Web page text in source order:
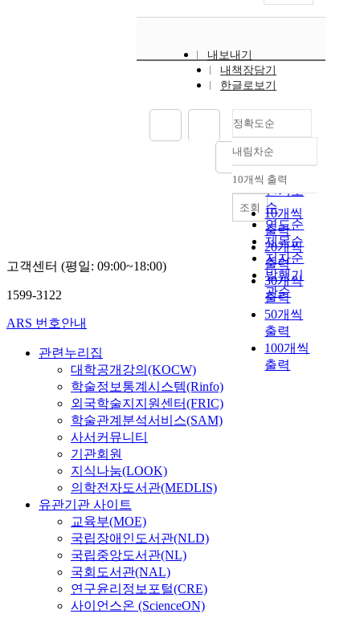
내보내기
내책장담기
한글로보기
정확도순
정확도
순
인기도
순
연도순
제목순
저자순
발행기
관순
내림차순
내림차순
10개씩 출력
10개씩
출력
20개씩
출력
30개씩
출력
50개씩
출력
100개씩
출력
조회
고객센터 (평일: 09:00~18:00)
1599-3122
ARS 번호안내
관련누리집
대학공개강의(KOCW)
학술정보통계시스템(Rinfo)
외국학술지지원센터(FRIC)
학술관계분석서비스(SAM)
사서커뮤니티
기관회원
지식나눔(LOOK)
의학전자도서관(MEDLIS)
유관기관 사이트
교육부(MOE)
국립장애인도서관(NLD)
국립중앙도서관(NL)
국회도서관(NAL)
연구윤리정보포털(CRE)
사이언스온 (ScienceON)